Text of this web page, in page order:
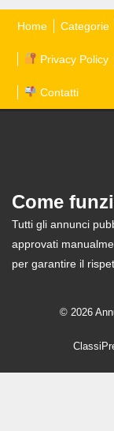
Home Categorie
Privacy Policy
Contatti
Come
Tutti gli annunci
approvati
per garantire il
© 2026